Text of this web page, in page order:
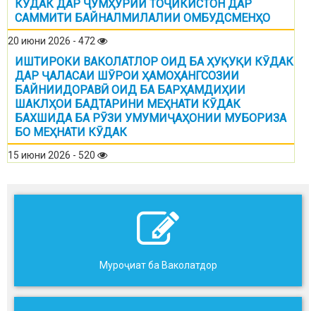
КӮДАК ДАР ҶУМҲУРИИ ТОҶИКИСТОН ДАР
САММИТИ БАЙНАЛМИЛАЛИИ ОМБУДСМЕНҲО
20 июни 2026 - 472
ИШТИРОКИ ВАКОЛАТЛОР ОИД БА ҲУҚУҚИ КӮДАК
ДАР ҶАЛАСАИ ШӮРОИ ҲАМОҲАНГСОЗИИ
БАЙНИИДОРАВӢ ОИД БА БАРҲАМДИҲИИ
ШАКЛҲОИ БАДТАРИНИ МЕҲНАТИ КӮДАК
БАХШИДА БА РӮЗИ УМУМИҶАҲОНИИ МУБОРИЗА
БО МЕҲНАТИ КӮДАК
15 июни 2026 - 520
Муроҷиат ба Ваколатдор